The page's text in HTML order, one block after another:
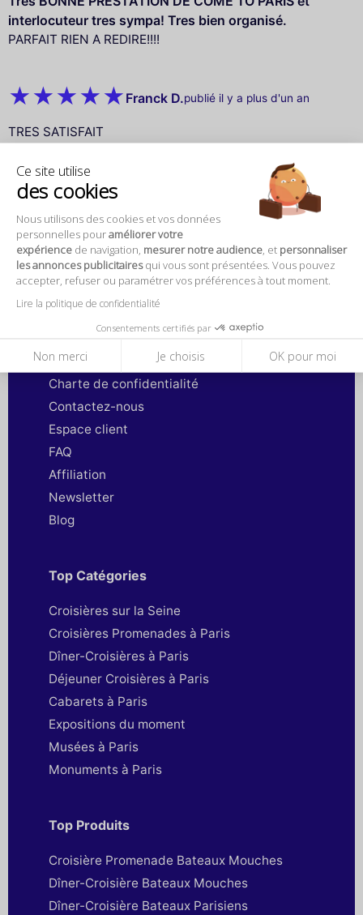
Ce site utilise
des cookies
Nous utilisons des cookies et vos données
personnelles pouraméliorer votre
expérience de navigation, mesurer notre audience , et personnaliser
les annonces publicitairesqui vous sont présentées. Vous pouvez
accepter, refuser ou paramétrer vos préférences à tout moment.
Lire la politique de confidentialité
Consentements certifiés par
Non merci Je choisis OK pour moi
interlocuteur tres sympa! Tres bien organisé.
PARFAIT RIEN A REDIRE!!!!
Franck D.publié il y a plus d'un an
TRES SATISFAIT
A propos
Conditions générales vente
Charte de confidentialité
Contactez-nous
Espace client
FAQ
Affiliation
Newsletter
Blog
Top Catégories
Croisières sur la Seine
Croisières Promenades à Paris
Dîner-Croisières à Paris
Déjeuner Croisières à Paris
Cabarets à Paris
Expositions du moment
Musées à Paris
Monuments à Paris
Top Produits
Croisière Promenade Bateaux Mouches
Dîner-Croisière Bateaux Mouches
Dîner-Croisière Bateaux Parisiens